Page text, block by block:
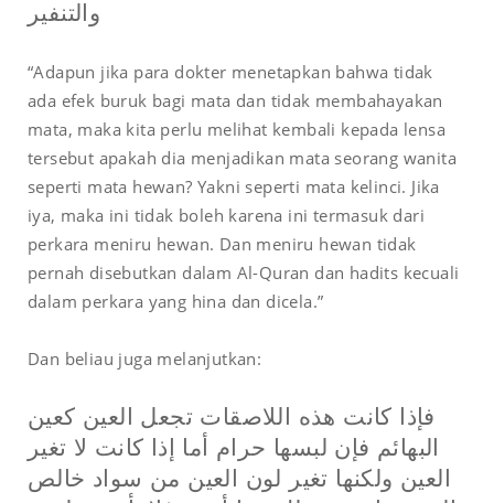
والتنفير
“Adapun jika para dokter menetapkan bahwa tidak
ada efek buruk bagi mata dan tidak membahayakan
mata, maka kita perlu melihat kembali kepada lensa
tersebut apakah dia menjadikan mata seorang wanita
seperti mata hewan? Yakni seperti mata kelinci. Jika
iya, maka ini tidak boleh karena ini termasuk dari
perkara meniru hewan. Dan meniru hewan tidak
pernah disebutkan dalam Al-Quran dan hadits kecuali
dalam perkara yang hina dan dicela.”
Dan beliau juga melanjutkan:
فإذا كانت هذه اللاصقات تجعل العين كعين
البهائم فإن لبسها حرام أما إذا كانت لا تغير
العين ولكنها تغير لون العين من سواد خالص